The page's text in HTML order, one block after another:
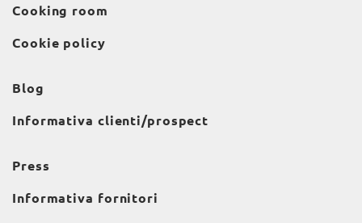
Cooking room
Cookie policy
Blog
Informativa clienti/prospect
Press
Informativa fornitori